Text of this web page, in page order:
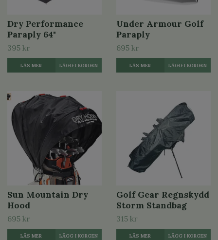
Dry Performance
Paraply 64"
395 kr
LÄS MER
Under Armour Golf
Paraply
695 kr
LÄS MER
Sun Mountain Dry
Hood
695 kr
LÄS MER
Golf Gear Regnskydd
Storm Standbag
315 kr
LÄS MER